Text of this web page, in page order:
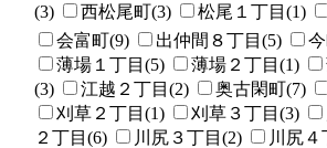
(3)
西松尾町(3) 松尾１丁目(1)
会富町(9) 出仲間８丁目(5)
薄場１丁目(5)
薄場２丁目(1)
(3)
江越２丁目(2) 奥古閑町(7)
刈草２丁目(1)
刈草３丁目(3)
２丁目(6)
川尻３丁目(2) 川尻４